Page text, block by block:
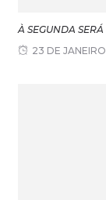
À SEGUNDA
23 DE